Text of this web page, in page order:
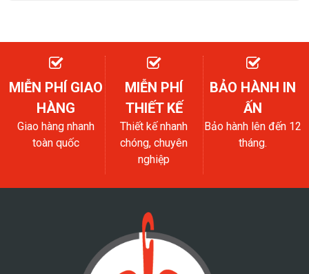
MIỄN PHÍ GIAO
HÀNG
Giao hàng nhanh
toàn quốc
MIỄN PHÍ
THIẾT KẾ
Thiết kế nhanh
chóng, chuyên
nghiệp
BẢO HÀNH IN
ẤN
Bảo hành lên đến 12
tháng.